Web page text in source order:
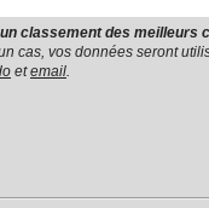
un classement des meilleurs
cas, vos données seront
etemail.